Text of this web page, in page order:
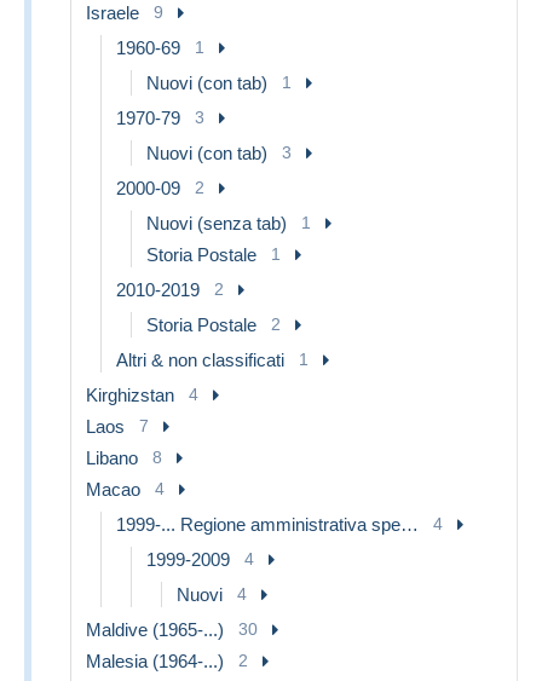
Israele 9
1960-69 1
Nuovi (con tab) 1
1970-79 3
Nuovi (con tab) 3
2000-09 2
Nuovi (senza tab) 1
Storia Postale 1
2010-2019 2
Storia Postale 2
Altri & non classificati 1
Kirghizstan 4
Laos 7
Libano 8
Macao 4
1999-... Regione amministrativa speciale della Cina 4
1999-2009 4
Nuovi 4
Maldive (1965-...) 30
Malesia (1964-...) 2